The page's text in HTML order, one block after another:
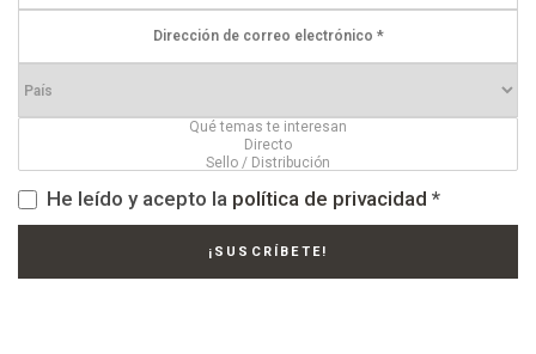
He leído y acepto la política de privacidad *